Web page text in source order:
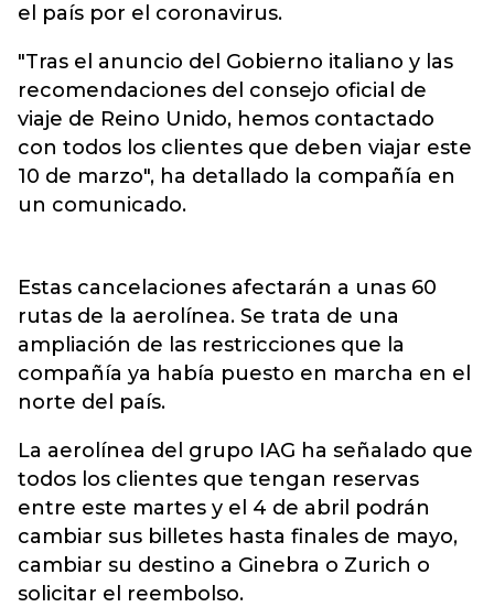
el país por el coronavirus.
"Tras el anuncio del Gobierno italiano y las
recomendaciones del consejo oficial de
viaje de Reino Unido, hemos contactado
con todos los clientes que deben viajar este
10 de marzo", ha detallado la compañía en
un comunicado.
Estas cancelaciones afectarán a unas 60
rutas de la aerolínea. Se trata de una
ampliación de las restricciones que la
compañía ya había puesto en marcha en el
norte del país.
La aerolínea del grupo IAG ha señalado que
todos los clientes que tengan reservas
entre este martes y el 4 de abril podrán
cambiar sus billetes hasta finales de mayo,
cambiar su destino a Ginebra o Zurich o
solicitar el reembolso.